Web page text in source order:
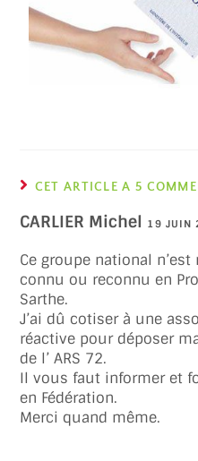
CET ARTICLE A 5
CARLIER Michel 19 JUIN
Ce groupe national
connu ou reconnu en
Sarthe.
J’ai dû cotiser à une
réactive pour déposer
de l’ ARS 72.
Il vous faut informer et
en Fédération.
Merci quand même.